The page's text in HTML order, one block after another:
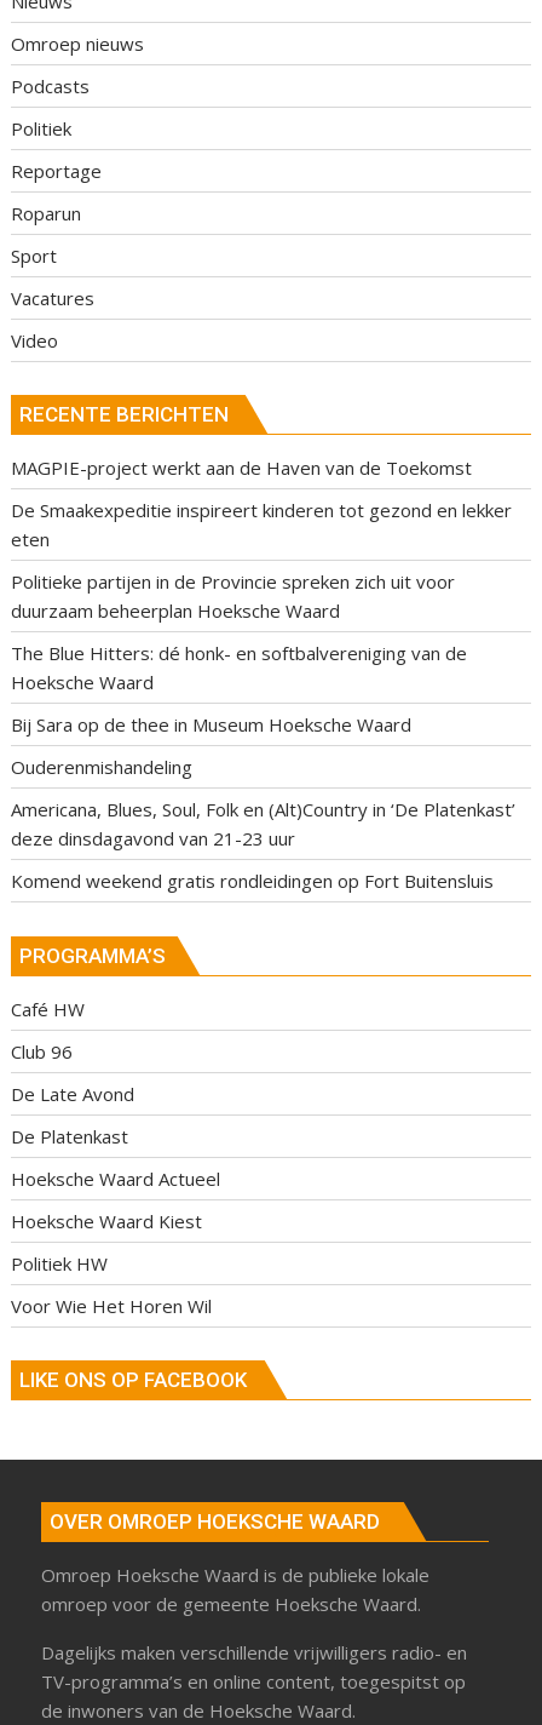
Omroep nieuws
Podcasts
Politiek
Reportage
Roparun
Sport
Vacatures
Video
RECENTE BERICHTEN
MAGPIE-project werkt aan de Haven van de Toekomst
De Smaakexpeditie inspireert kinderen tot gezond en lekker
eten
Politieke partijen in de Provincie spreken zich uit voor
duurzaam beheerplan Hoeksche Waard
The Blue Hitters: dé honk- en softbalvereniging van de
Hoeksche Waard
Bij Sara op de thee in Museum Hoeksche Waard
Ouderenmishandeling
Americana, Blues, Soul, Folk en (Alt)Country in ‘De Platenkast’
deze dinsdagavond van 21-23 uur
Komend weekend gratis rondleidingen op Fort Buitensluis
PROGRAMMA’S
Café HW
Club 96
De Late Avond
De Platenkast
Hoeksche Waard Actueel
Hoeksche Waard Kiest
Politiek HW
Voor Wie Het Horen Wil
LIKE ONS OP FACEBOOK
OVER OMROEP HOEKSCHE WAARD
Omroep Hoeksche Waard is de publieke lokale
omroep voor de gemeente Hoeksche Waard.
Dagelijks maken verschillende vrijwilligers radio- en
TV-programma’s en online content, toegespitst op
de inwoners van de Hoeksche Waard.